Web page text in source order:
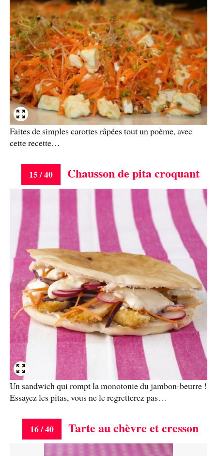
Faites de simples carottes râpées tout un poème, avec
cette recette…
15 / 40 Chausson de pita croquant
Un sandwich qui rompt la monotonie du jambon-beurre !
Essayez les pitas, vous ne le regretterez pas…
16 / 40 Tarte au chèvre et cresson